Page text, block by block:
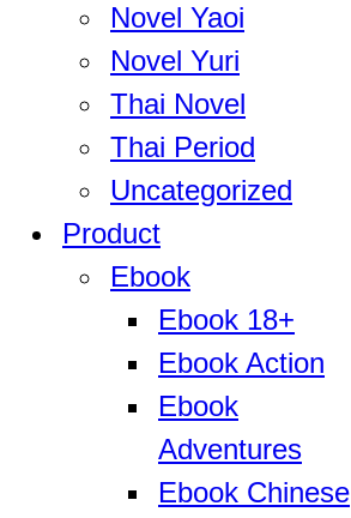
Novel Yaoi
Novel Yuri
Thai Novel
Thai Period
Uncategorized
Product
Ebook
Ebook 18+
Ebook Action
Ebook
Adventures
Ebook Chinese